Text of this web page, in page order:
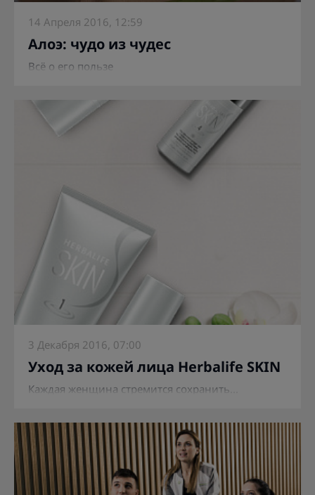
14 Апреля 2016, 12:59
Алоэ: чудо из чудес
Всё о его пользе
3 Декабря 2016, 07:00
Уход за кожей лица Herbalife SKIN
Каждая женщина стремится сохранить...